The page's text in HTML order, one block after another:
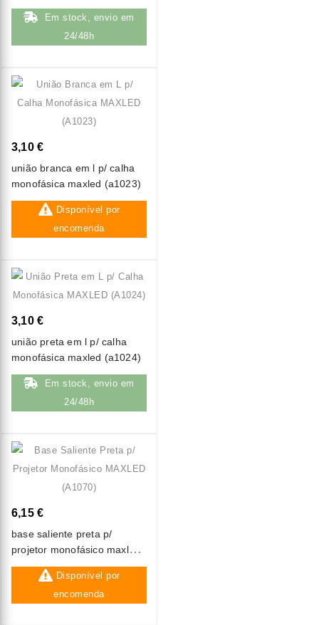
(a1019)
Em stock, envio em
24/48h
3,10 €
união branca em l p/ calha
monofásica maxled (a1023)
Disponível por
encomenda
3,10 €
união preta em l p/ calha
monofásica maxled (a1024)
Em stock, envio em
24/48h
6,15 €
base saliente preta p/
projetor monofásico maxled
(a1070)
Disponível por
encomenda